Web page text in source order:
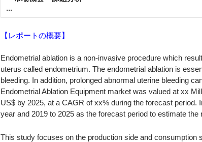
...
【レポートの概要】
Endometrial ablation is a non-invasive procedure which
uterus called endometrium. The endometrial ablation is
bleeding. In addition, prolonged abnormal uterine bleeding
Endometrial Ablation Equipment market was valued at xx
US$ by 2025, at a CAGR of xx% during the forecast
year and 2019 to 2025 as the forecast period to estimate
This study focuses on the production side and consumption